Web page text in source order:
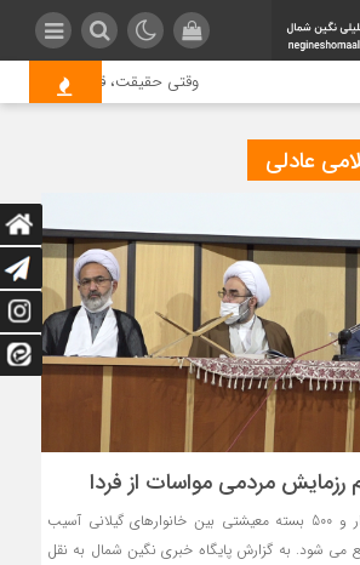
وقتی حقیقت، قربانی بازدید
عادلی
رزمایش مردمی مواسات از فردا
از فردا بیش از 47 هزار و 500 بسته معیشتی بین خانوارهای گیلانی آسیب
می شود. به گزارش پایگاه خبری نگین شمال به نقل